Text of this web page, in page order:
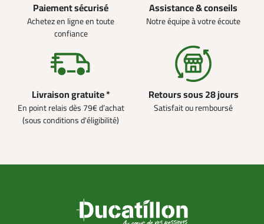
Paiement sécurisé
Achetez en ligne en toute
confiance
Assistance & conseils
Notre équipe à votre écoute
Livraison gratuite *
En point relais dès 79€ d’achat
(sous conditions d'éligibilité)
Retours sous 28 jours
Satisfait ou remboursé